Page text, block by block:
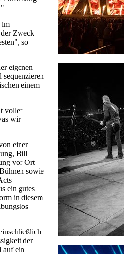
im
Zweck
so
eigenen
sequenzieren
einem
voller
wir
einer
Bill
vor Ort
sowie
ein gutes
in diesem
der
auf ein